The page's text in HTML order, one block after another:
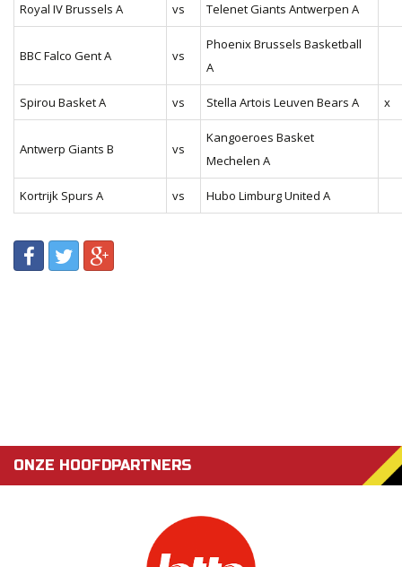
Royal IV Brussels A vs Telenet Giants Antwerpen A
BBC Falco Gent A vs
Phoenix Brussels Basketball
A
Spirou Basket A vs Stella Artois Leuven Bears A x
Antwerp Giants B vs
Kangoeroes Basket
Mechelen A
Kortrijk Spurs A vs Hubo Limburg United A
ONZE HOOFDPARTNERS